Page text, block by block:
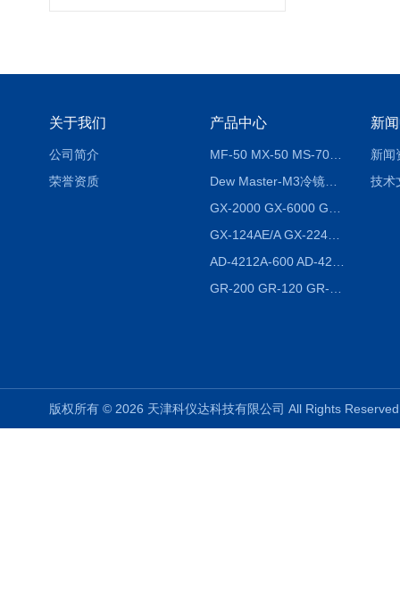
关于我们
公司简介
荣誉资质
产品中心
MF-50 MX-50 MS-70卤素水分测定仪 红外线水分仪
Dew Master-M3冷镜式露点仪
GX-124AE/A GX-224AE/A分析天平
新
新闻
技术
版权所有 © 2026 天津科仪达科技有限公司 All Rights